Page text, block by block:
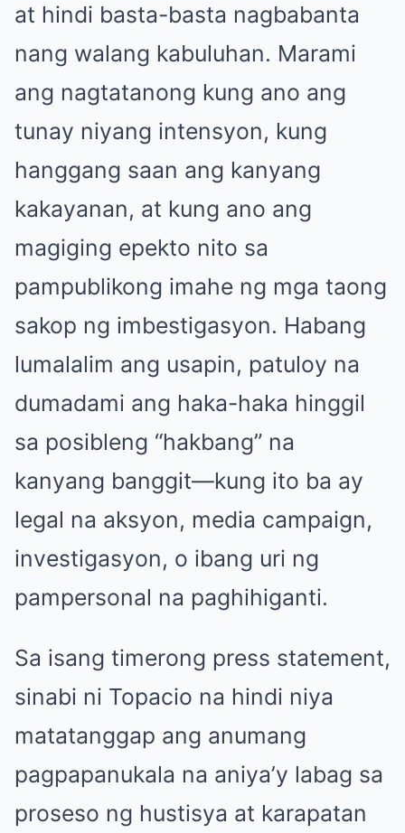
at hindi basta-basta nagbabanta
nang walang kabuluhan. Marami
ang nagtatanong kung ano ang
tunay niyang intensyon, kung
hanggang saan ang kanyang
kakayanan, at kung ano ang
magiging epekto nito sa
pampublikong imahe ng mga taong
sakop ng imbestigasyon. Habang
lumalalim ang usapin, patuloy na
dumadami ang haka-haka hinggil
sa posibleng “hakbang” na
kanyang banggit—kung ito ba ay
legal na aksyon, media campaign,
investigasyon, o ibang uri ng
pampersonal na paghihiganti.
Sa isang timerong press statement,
sinabi ni Topacio na hindi niya
matatanggap ang anumang
pagpapanukala na aniya’y labag sa
proseso ng hustisya at karapatan